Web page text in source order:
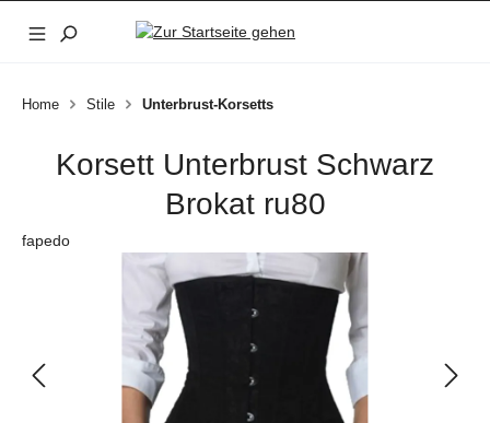
Zum Hauptinhalt springen
Home Stile Unterbrust-Korsetts
Korsett Unterbrust Schwarz
Brokat ru80
fapedo
Bildergalerie überspringen